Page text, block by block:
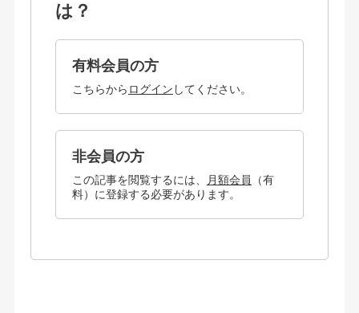
は？
有料会員の方
こちらから ログイン してください。
非会員の方
この記事を閲覧するには、 月額会員
（有
料）に登録する必要があります。